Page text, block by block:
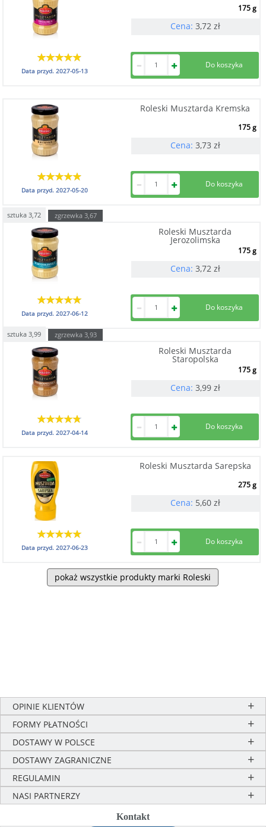
175 g
Cena: 3,72 zł
Data przyd.2027-05-13
Roleski Musztarda Kremska
175 g
Cena: 3,73 zł
Data przyd.2027-05-20
sztuka 3,72 zgrzewka 3,67
Roleski Musztarda
Jerozolimska
175 g
Cena: 3,72 zł
Data przyd.2027-06-12
sztuka 3,99 zgrzewka 3,93
Roleski Musztarda
Staropolska
175 g
Cena: 3,99 zł
Data przyd.2027-04-14
Roleski Musztarda Sarepska
275 g
Cena: 5,60 zł
Data przyd.2027-06-23
pokaż wszystkie produkty marki Roleski
OPINIE KLIENTÓW
FORMY PŁATNOŚCI
DOSTAWY W POLSCE
DOSTAWY ZAGRANICZNE
Kontakt
REGULAMIN
NASI PARTNERZY